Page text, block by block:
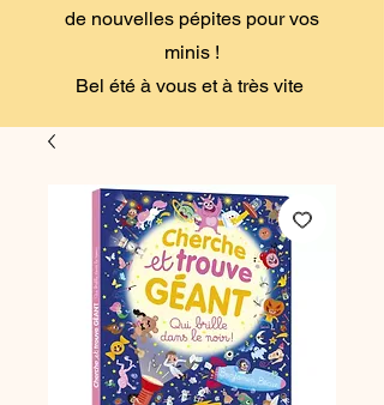
de nouvelles pépites pour vos
minis !
Bel été à vous et à très vite